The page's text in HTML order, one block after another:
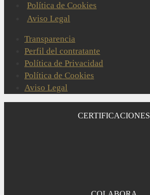
Política de Cookies
Aviso Legal
Transparencia
Perfil del contratante
Política de Privacidad
Política de Cookies
Aviso Legal
CERTIFICACIONES